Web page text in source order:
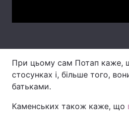
При цьому сам Потап каже,
стосунках і, більше того,
батьками.
Каменських також каже, що